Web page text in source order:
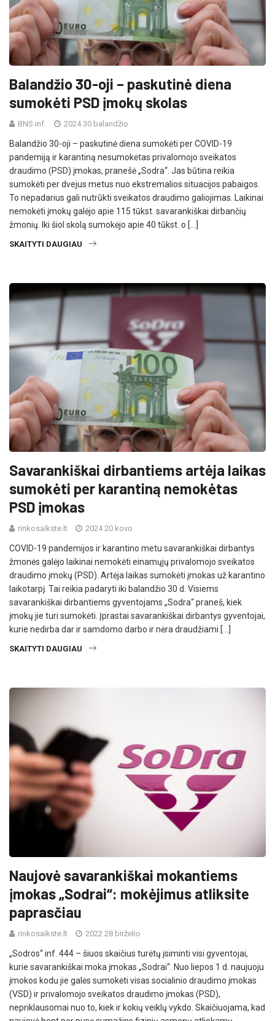
Balandžio 30-oji – paskutinė diena
sumokėti PSD įmokų skolas
BNS inf. 2024 30 balandžio
Balandžio 30-oji – paskutinė diena sumokėti per COVID-19
pandemiją ir karantiną nesumokėtas privalomojo sveikatos
draudimo (PSD) įmokas, pranešė „Sodra“. Jas būtina reikia
sumokėti per dvejus metus nuo ekstremalios situacijos pabaigos.
To nepadarius gali nutrūkti sveikatos draudimo galiojimas. Laikinai
nemokėti įmokų galėjo apie 115 tūkst. savarankiškai dirbančių
žmonių. Iki šiol skolą sumokėjo apie 40 tūkst. o […]
SKAITYTI DAUGIAU
Savarankiškai dirbantiems artėja laikas
sumokėti per karantiną nemokėtas
PSD įmokas
rinkosaikste.lt 2024 20 kovo
COVID-19 pandemijos ir karantino metu savarankiškai dirbantys
žmonės galėjo laikinai nemokėti einamųjų privalomojo sveikatos
draudimo įmokų (PSD). Artėja laikas sumokėti įmokas už karantino
laikotarpį. Tai reikia padaryti iki balandžio 30 d. Visiems
savarankiškai dirbantiems gyventojams „Sodra“ praneš, kiek
įmokų jie turi sumokėti. Įprastai savarankiškai dirbantys gyventojai,
kurie nedirba dar ir samdomo darbo ir nėra draudžiami […]
SKAITYTI DAUGIAU
Naujovė savarankiškai mokantiems
įmokas „Sodrai“: mokėjimus atliksite
paprasčiau
rinkosaikste.lt 2022 28 birželio
„Sodros“ inf. 444 – šiuos skaičius turėtų įsiminti visi gyventojai,
kurie savarankiškai moka įmokas „Sodrai“. Nuo liepos 1 d. naujuoju
įmokos kodu jie galės sumokėti visas socialinio draudimo įmokas
(VSD) ir privalomojo sveikatos draudimo įmokas (PSD),
nepriklausomai nuo to, kiek ir kokių veiklų vykdo. Skaičiuojama, kad